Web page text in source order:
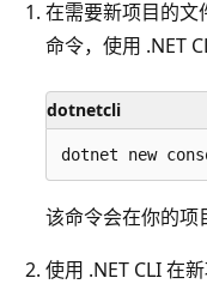
在需要新项目的文
命令，使用 .NET
dotnetcli
该命令会在你的项
使用 .NET CLI 在